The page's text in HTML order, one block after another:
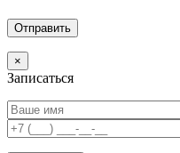
×
Записаться